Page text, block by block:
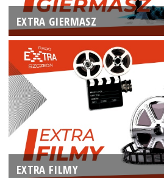
EXTRA GIERMASZ
EXTRA FILMY